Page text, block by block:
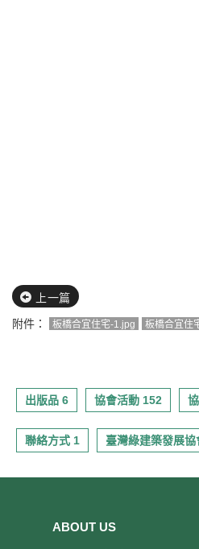
上一篇
附件：
板橋合宜住宅-1.jpg 板橋合宜住
出版品 6 協會活動 152
聯絡方式 1 臺灣綠建築發展協
ABOUT US